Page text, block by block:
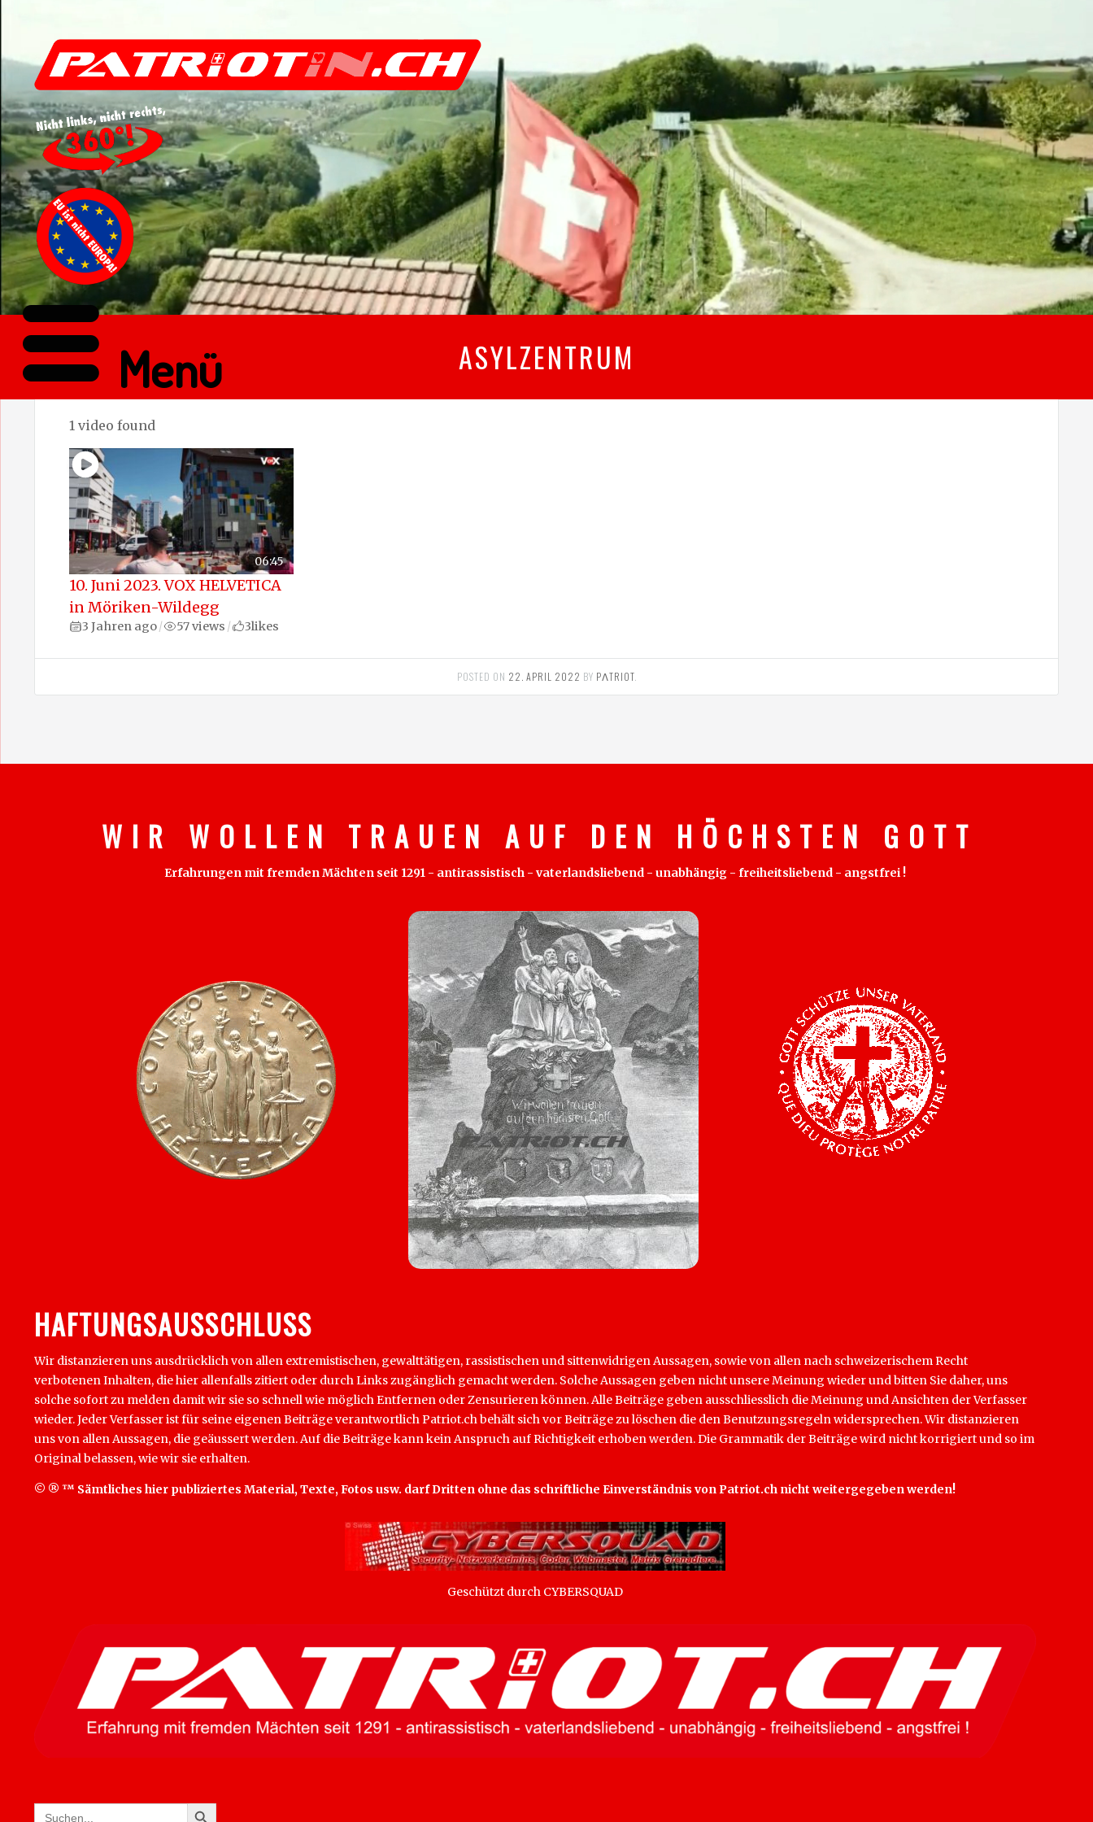
ASYLZENTRUM
1 video found
06:45
10. Juni 2023. VOX HELVETICA
in Möriken-Wildegg
3 Jahren ago/ 57 views / 3likes
POSTED ON 22. APRIL 2022 BY PΛTRIOT.
W I R W O L L E N T R A U E N A U F D E N H Ö C H S T E N G O T T
Erfahrungen mit fremden Mächten seit 1291 - antirassistisch - vaterlandsliebend - unabhängig - freiheitsliebend - angstfrei !
HAFTUNGSAUSSCHLUSS
Wir distanzieren uns ausdrücklich von allen extremistischen, gewalttätigen, rassistischen und sittenwidrigen Aussagen, sowie von allen nach schweizerischem Recht
verbotenen Inhalten, die hier allenfalls zitiert oder durch Links zugänglich gemacht werden. Solche Aussagen geben nicht unsere Meinung wieder und bitten Sie daher, uns
solche sofort zu melden damit wir sie so schnell wie möglich Entfernen oder Zensurieren können. Alle Beiträge geben ausschliesslich die Meinung und Ansichten der Verfasser
wieder. Jeder Verfasser ist für seine eigenen Beiträge verantwortlich Patriot.ch behält sich vor Beiträge zu löschen die den Benutzungsregeln widersprechen. Wir distanzieren
uns von allen Aussagen, die geäussert werden. Auf die Beiträge kann kein Anspruch auf Richtigkeit erhoben werden. Die Grammatik der Beiträge wird nicht korrigiert und so im
Original belassen, wie wir sie erhalten.
© ® ™ Sämtliches hier publiziertes Material, Texte, Fotos usw. darf Dritten ohne das schriftliche Einverständnis von Patriot.ch nicht weitergegeben werden!
Geschützt durch CYBERSQUAD
Search SEARCH BUTTON
Menü